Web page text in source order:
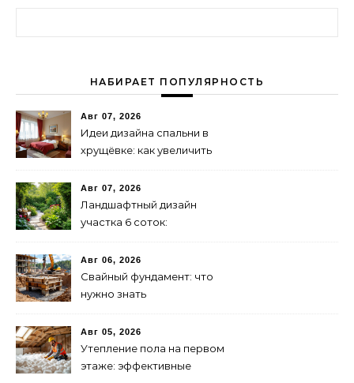
НАБИРАЕТ ПОПУЛЯРНОСТЬ
Авг 07, 2026
Идеи дизайна спальни в
хрущёвке: как увеличить
Авг 07, 2026
Ландшафтный дизайн
участка 6 соток:
Авг 06, 2026
Свайный фундамент: что
нужно знать
Авг 05, 2026
Утепление пола на первом
этаже: эффективные